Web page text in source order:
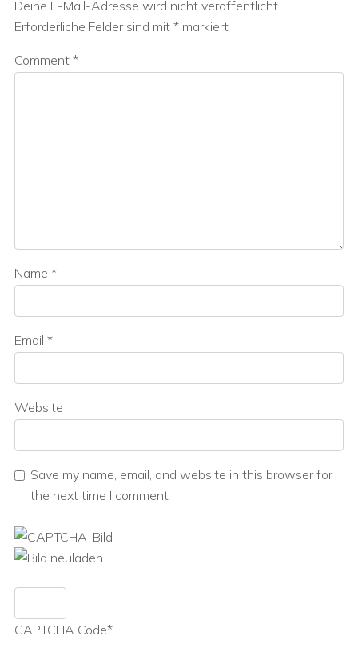
Deine E-Mail-Adresse wird nicht veröffentlicht.
Erforderliche Felder sind mit * markiert
Comment *
Name *
Email *
Website
Save my name, email, and website in this browser for
the next time I comment
CAPTCHA Code*